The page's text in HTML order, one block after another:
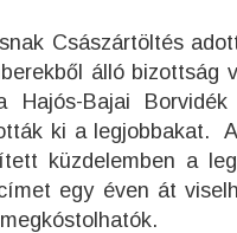
Császártöltés
álló
Bajai
ki a legjobbakat.
küzdelemben a
egy éven át